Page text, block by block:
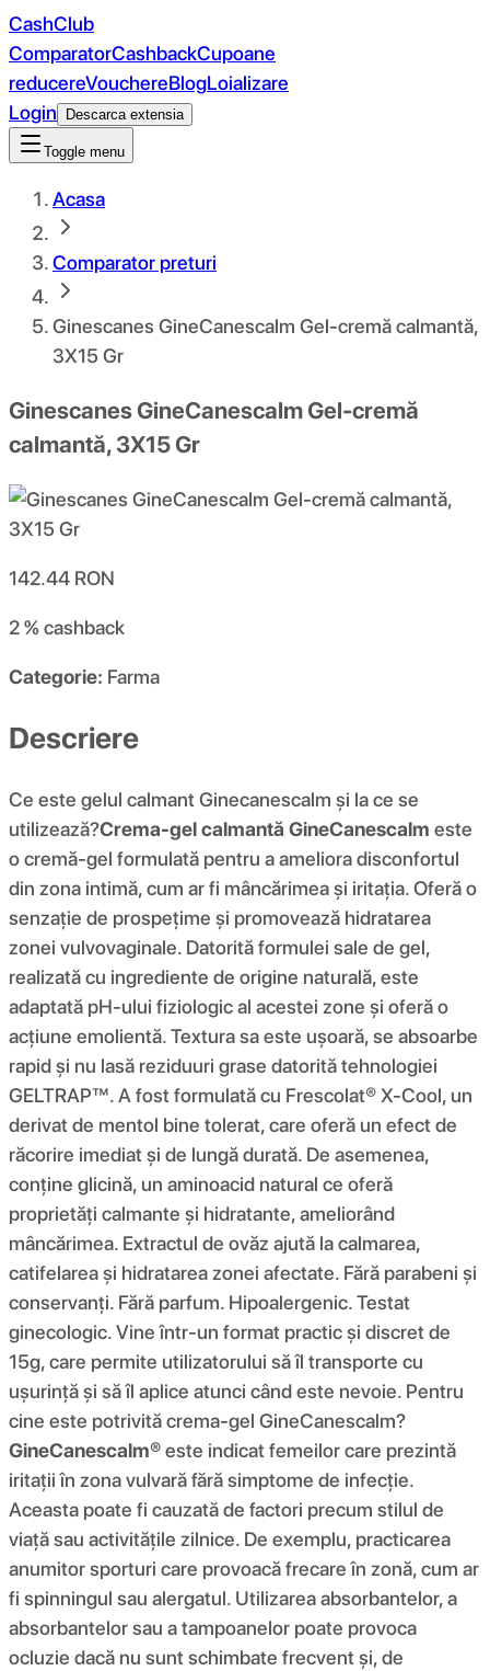
CashClub
ComparatorCashbackCupoane
reducereVouchereBlogLoializare
Login
Descarca extensia
Toggle menu
Acasa
Comparator preturi
Ginescanes GineCanescalm Gel-cremă calmantă,
3X15 Gr
Ginescanes GineCanescalm Gel-cremă
calmantă, 3X15 Gr
142.44 RON
2 %cashback
Categorie: Farma
Descriere
Ce este gelul calmant Ginecanescalm și la ce se
utilizează?Crema-gel calmantă GineCanescalm este
o cremă-gel formulată pentru a ameliora disconfortul
din zona intimă, cum ar fi mâncărimea și iritația. Oferă o
senzație de prospețime și promovează hidratarea
zonei vulvovaginale. Datorită formulei sale de gel,
realizată cu ingrediente de origine naturală, este
adaptată pH-ului fiziologic al acestei zone și oferă o
acțiune emolientă. Textura sa este ușoară, se absoarbe
rapid și nu lasă reziduuri grase datorită tehnologiei
GELTRAP™. A fost formulată cu Frescolat® X-Cool, un
derivat de mentol bine tolerat, care oferă un efect de
răcorire imediat și de lungă durată. De asemenea,
conține glicină, un aminoacid natural ce oferă
proprietăți calmante și hidratante, ameliorând
mâncărimea. Extractul de ovăz ajută la calmarea,
catifelarea și hidratarea zonei afectate. Fără parabeni și
conservanți. Fără parfum. Hipoalergenic. Testat
ginecologic. Vine într-un format practic și discret de
15g, care permite utilizatorului să îl transporte cu
ușurință și să îl aplice atunci când este nevoie. Pentru
cine este potrivită crema-gel GineCanescalm?
GineCanescalm®este indicat femeilor care prezintă
iritații în zona vulvară fără simptome de infecție.
Aceasta poate fi cauzată de factori precum stilul de
viață sau activitățile zilnice. De exemplu, practicarea
anumitor sporturi care provoacă frecare în zonă, cum ar
fi spinningul sau alergatul. Utilizarea absorbantelor, a
absorbantelor sau a tampoanelor poate provoca
ocluzie dacă nu sunt schimbate frecvent și, de